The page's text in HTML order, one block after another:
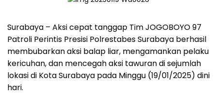
Surabaya – Aksi cepat tanggap Tim JOGOBOYO 97
Patroli Perintis Presisi Polrestabes Surabaya berhasil
membubarkan aksi balap liar, mengamankan pelaku
kericuhan, dan mencegah aksi tawuran di sejumlah
lokasi di Kota Surabaya pada Minggu (19/01/2025) dini
hari.